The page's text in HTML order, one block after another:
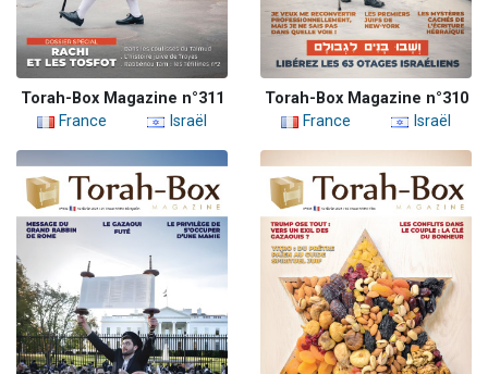
Torah-Box Magazine n°311
France
Israël
Torah-Box Magazine n°310
France
Israël